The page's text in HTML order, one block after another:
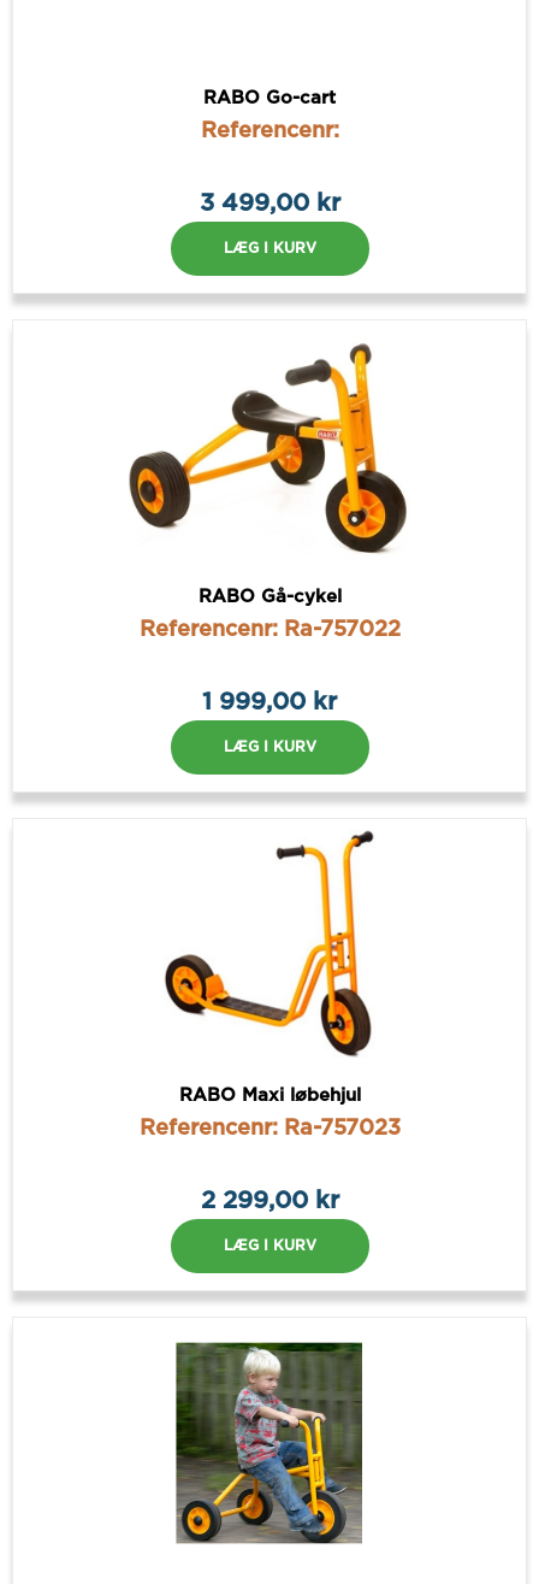
RABO Go-cart
Referencenr:
3 499,00 kr
LÆG I KURV
RABO Gå-cykel
Referencenr: Ra-757022
1 999,00 kr
LÆG I KURV
RABO Maxi løbehjul
Referencenr: Ra-757023
2 299,00 kr
LÆG I KURV